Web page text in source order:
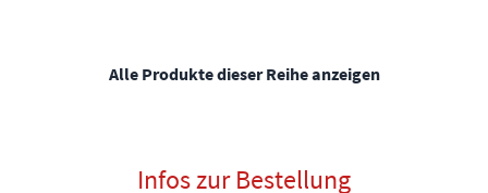
Alle Produkte dieser Reihe anzeigen
Infos zur Bestellung